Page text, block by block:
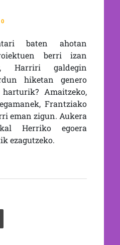
0
baten ahotan
berri izan
Harriri galdegin
hiketan genero
Amaitzeko,
Frantziako
eman zigun. Aukera
Herriko egoera
ezagutzeko.